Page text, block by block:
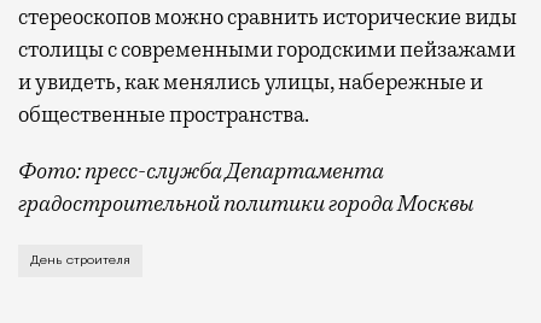
стереоскопов можно сравнить исторические виды
столицы с современными городскими пейзажами
и увидеть, как менялись улицы, набережные и
общественные пространства.
Фото: пресс-служба Департамента
градостроительной политики города Москвы
В этом году профессиональный праздник День
День строителя